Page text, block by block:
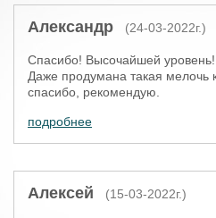
Александр (24-03-2022г.)
Спасибо! Высочайшей
Даже продумана такая мелочь
спасибо, рекомендую.
подробнее
Алексей (15-03-2022г.)